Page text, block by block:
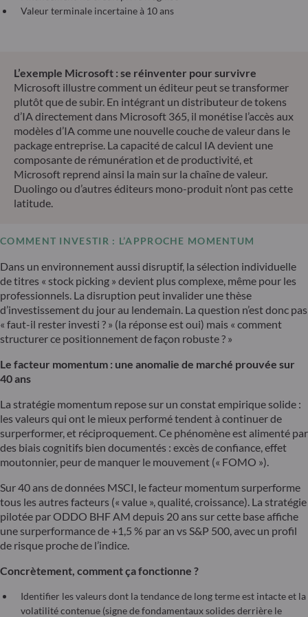
Valeur terminale incertaine à 10 ans
L’exemple Microsoft : se réinventer pour survivre
Microsoft illustre comment un éditeur peut se transformer
plutôt que de subir. En intégrant un distributeur de tokens
d’IA directement dans Microsoft 365, il monétise l’accès aux
modèles d’IA comme une nouvelle couche de valeur dans le
package entreprise. La capacité de calcul IA devient une
composante de rémunération et de productivité, et
Microsoft reprend ainsi la main sur la chaîne de valeur.
Duolingo ou d’autres éditeurs mono-produit n’ont pas cette
latitude.
COMMENT INVESTIR : L’APPROCHE MOMENTUM
Dans un environnement aussi disruptif, la sélection individuelle
de titres « stock picking » devient plus complexe, même pour les
professionnels. La disruption peut invalider une thèse
d’investissement du jour au lendemain. La question n’est donc pas
« faut-il rester investi ? » (la réponse est oui) mais « comment
structurer ce positionnement de façon robuste ? »
Le facteur momentum : une anomalie de marché prouvée sur
40 ans
La stratégie momentum repose sur un constat empirique solide :
les valeurs qui ont le mieux performé tendent à continuer de
surperformer, et réciproquement. Ce phénomène est alimenté par
des biais cognitifs bien documentés : excès de confiance, effet
moutonnier, peur de manquer le mouvement (« FOMO »).
Sur 40 ans de données MSCI, le facteur momentum surperforme
tous les autres facteurs (« value », qualité, croissance). La stratégie
pilotée par ODDO BHF AM depuis 20 ans sur cette base affiche
une surperformance de +1,5 % par an vs S&P 500, avec un profil
de risque proche de l’indice.
Concrètement, comment ça fonctionne ?
Identifier les valeurs dont la tendance de long terme est intacte et la
volatilité contenue (signe de fondamentaux solides derrière le